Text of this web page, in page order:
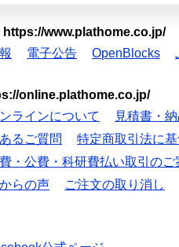
https://www.plathome.co.jp/
電子公告 OpenBlocks
online.plathome.co.jp/
ラインについて
見積書・
るご質問
特定商取引法に
・公費・科研費払い取引のご
らの声 ご注文の取り消し